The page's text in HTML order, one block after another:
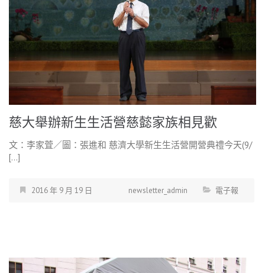
慈大舉辦新生生活營慈懿家族相見歡
文：李家萓／圖：張進和 慈濟大學新生生活營開營典禮今天(9/
[…]
2016 年 9 月 19 日 newsletter_admin 電子報